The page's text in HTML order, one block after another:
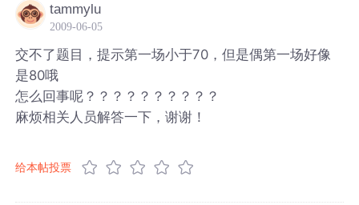
tammylu
2009-06-05
交不了题目，提示第一场小于70，但是偶第一场好像
是80哦
怎么回事呢？？？？？？？？？？
麻烦相关人员解答一下，谢谢！
给本帖投票